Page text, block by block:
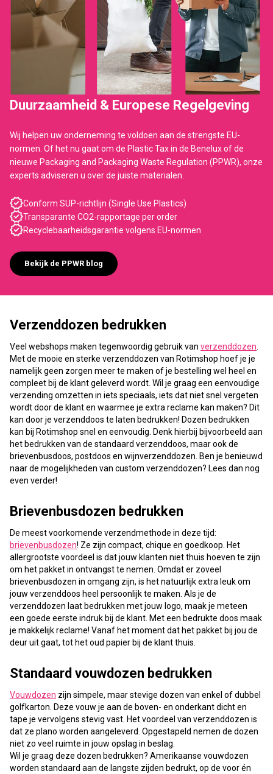
Duurzaamheid & Europese Regelgeving
Wij helpen uw onderneming te voldoen aan de strengste EU-
normen. Of het nu gaat om de Plastic Tax in de Benelux of de
nieuwe Packaging and Packaging Waste Regulation (PPWR), onze
experts adviseren u over de juiste materialen.
Conform SUP-richtlijn (Single Use Plastics)
Transparante CO2-rapportage per order
Recyclebaarheidsgarantie volgens EU-normen
Bekijk de PPWR blog
Verzenddozen bedrukken
Veel webshops maken tegenwoordig gebruik van verzenddozen
Met de mooie en sterke verzenddozen van Rotimshop hoef je je
namelijk geen zorgen meer te maken of je bestelling wel heel en
compleet bij de klant geleverd wordt. Wil je graag een eenvoudige
verzending omzetten in iets speciaals, iets dat niet snel vergeten
wordt door de klant en waarmee je extra reclame kan maken? Dit
kan door je verzenddoos te laten bedrukken! Dozen bedrukken
kan bij Rotimshop snel en eenvoudig. Denk hierbij bijvoorbeeld aan
het bedrukken van de standaard verzenddoos, maar ook de
brievenbusdoos, postdoos en wijnverzenddozen. Ben je benieuwd
naar de mogelijkheden van custom verzenddozen? Lees dan nog
even verder!
Brievenbusdozen bedrukken
De meest voorkomende verzendmethode in deze tijd:
brievenbusdozen! Ze zijn compact, chique en goedkoop. Het
allergrootste voordeel is dat jouw klanten niet thuis hoeven te zijn
om het pakket in ontvangst te nemen. Omdat er zoveel
brievenbusdozen in omgang zijn, is het natuurlijk extra leuk om
jouw verzenddoos heel persoonlijk te maken. Als je de
verzenddozen laat bedrukken met jouw logo, maak je meteen
een goede eerste indruk bij de klant. Met een bedrukte doos maak
je makkelijk reclame! Vanaf het moment dat het pakket bij jou de
deur uit gaat, tot het oud papier bij de klant thuis.
Standaard vouwdozen bedrukken
Vouwdozen zijn simpele, maar stevige dozen van enkel of dubbel
golfkarton. Deze vouw je aan de boven- en onderkant dicht en
tape je vervolgens stevig vast. Het voordeel van verzenddozen is
dat ze plano worden aangeleverd. Opgestapeld nemen de dozen
niet zo veel ruimte in jouw opslag in beslag.
Wil je graag deze dozen bedrukken? Amerikaanse vouwdozen
worden standaard aan de langste zijden bedrukt, op de voor én